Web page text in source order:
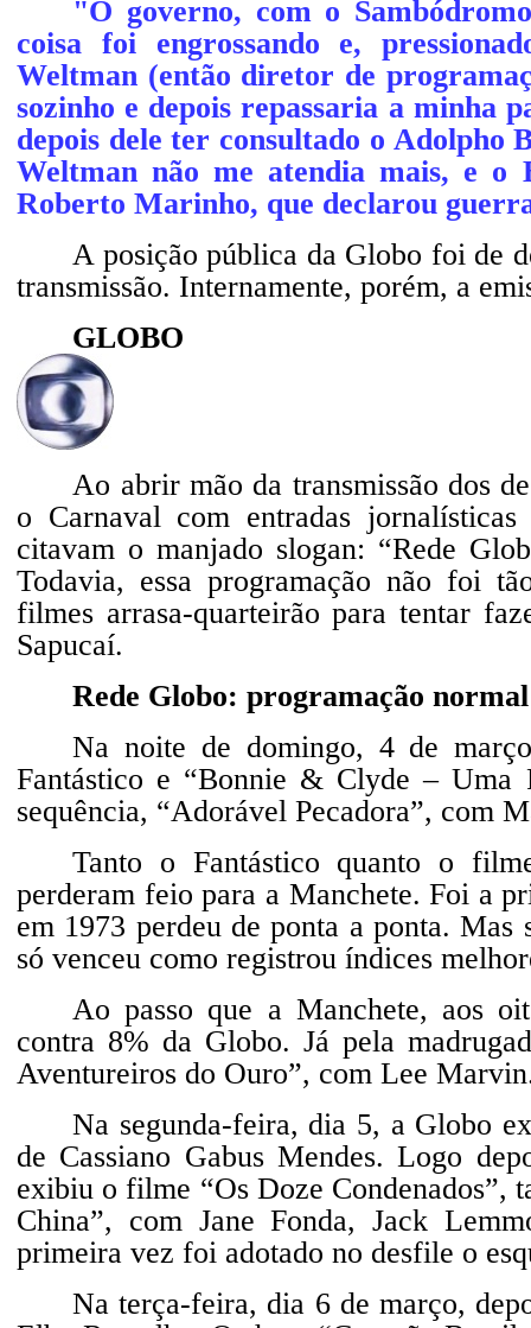
"O governo, com o
coisa foi engrossando e,
Weltman (então diretor de
sozinho e depois repassaria a minha
depois dele ter consultado o Adolpho
Weltman não me atendia mais, e o
Roberto Marinho, que declarou
A posição pública da Globo foi de
transmissão. Internamente, porém, a
GLOBO
Ao abrir mão da transmissão dos
o Carnaval com entradas
citavam o manjado slogan: “Rede
Todavia, essa programação não foi
filmes arrasa-quarteirão para tentar
Sapucaí.
Rede Globo: programação
Na noite de domingo, 4 de
Fantástico e “Bonnie & Clyde – Uma
sequência, “Adorável Pecadora”, com
Tanto o Fantástico quanto o
perderam feio para a Manchete. Foi a
em 1973 perdeu de ponta a ponta.
só venceu como registrou índices
Ao passo que a Manchete, aos
contra 8% da Globo. Já pela
Aventureiros do Ouro”, com Lee
Na segunda-feira, dia 5, a Globo
de Cassiano Gabus Mendes. Logo
exibiu o filme “Os Doze Condenados”,
China”, com Jane Fonda, Jack
primeira vez foi adotado no desfile o
Na terça-feira, dia 6 de março,